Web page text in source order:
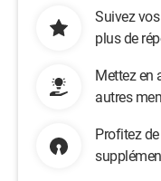
Suivez
plus de
Mettez en
autres
Profitez